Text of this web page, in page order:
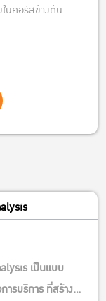
นคอร์สข้างต้น
เป็นแบบ
รบริการ ที่สร้าง